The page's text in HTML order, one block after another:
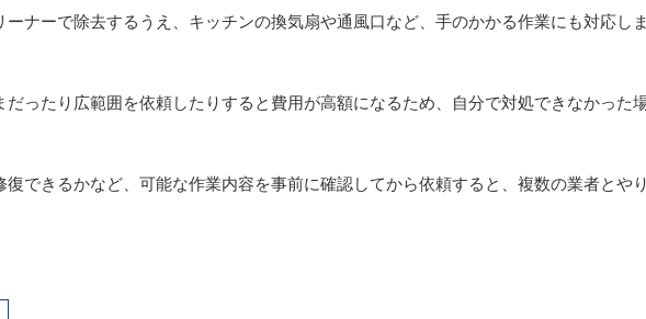
ナーで除去するうえ、キッチンの換気扇や通風口など、手のかかる作業にも対応しま
だったり広範囲を依頼したりすると費用が高額になるため、自分で対処できなかった
できるかなど、可能な作業内容を事前に確認してから依頼すると、複数の業者とや